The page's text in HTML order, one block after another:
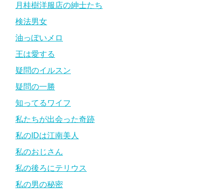
月桂樹洋服店の紳士たち
検法男女
油っぽいメロ
王は愛する
疑問のイルスン
疑問の一勝
知ってるワイフ
私たちが出会った奇跡
私のIDは江南美人
私のおじさん
私の後ろにテリウス
私の男の秘密